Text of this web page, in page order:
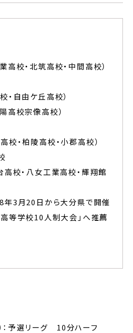
高校・北筑高校・中間高校）
・自由ケ丘高校）
高校宗像高校）
校・柏陵高校・小郡高校）
高校・八女工業高校・輝翔館
8年3月20日から大分県で開催
等学校10人制大会」へ推薦
：予選リーグ 10分ハーフ